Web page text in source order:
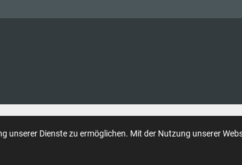
unserer Dienste zu ermöglichen. Mit der Nutzung unserer